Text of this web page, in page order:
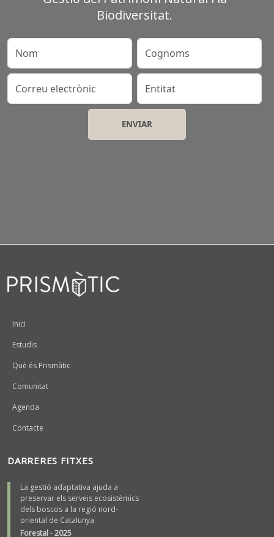
Biodiversitat.
Nom Cognoms
Correu electrònic Entitat
Peu
Inici
Estudis
Què és Prismàtic
Comunitat
Agenda
Contacte
DARRERES FITXES
La gestió adaptativa ajuda a
preservar els serveis ecosistèmics
dels boscos a la regió nord-
oriental de Catalunya
Forestal-2025